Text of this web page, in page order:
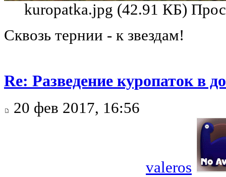
kuropatka.jpg (42.91 КБ)
Сквозь тернии - к звездам!
Re: Разведение куропаток в
20 фев 2017, 16:56
valeros